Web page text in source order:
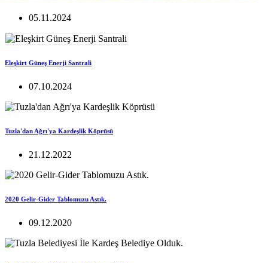
05.11.2024
Eleşkirt Güneş Enerji Santrali
07.10.2024
Tuzla'dan Ağrı'ya Kardeşlik Köprüsü
21.12.2022
2020 Gelir-Gider Tablomuzu Astık.
09.12.2020